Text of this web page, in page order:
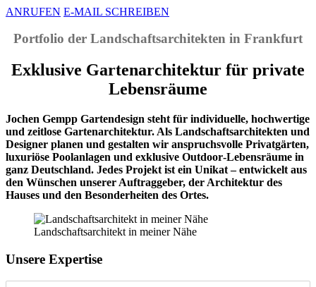
ANRUFEN E-MAIL SCHREIBEN
Portfolio der Landschaftsarchitekten in Frankfurt
Exklusive Gartenarchitektur für private
Lebensräume
Jochen Gempp Gartendesign steht für individuelle, hochwertige
und zeitlose Gartenarchitektur. Als Landschaftsarchitekten und
Designer planen und gestalten wir anspruchsvolle Privatgärten,
luxuriöse Poolanlagen und exklusive Outdoor‑Lebensräume in
ganz Deutschland. Jedes Projekt ist ein Unikat – entwickelt aus
den Wünschen unserer Auftraggeber, der Architektur des
Hauses und den Besonderheiten des Ortes.
Landschaftsarchitekt in meiner Nähe
Unsere Expertise